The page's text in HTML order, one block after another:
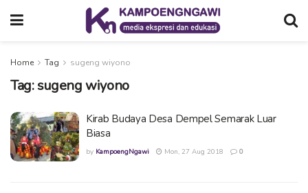
Home Tag sugeng wiyono
Tag:sugeng wiyono
Kirab Budaya Desa Dempel Semarak Luar
Biasa
by KampoengNgawi Mon, 27 Aug 2018 0